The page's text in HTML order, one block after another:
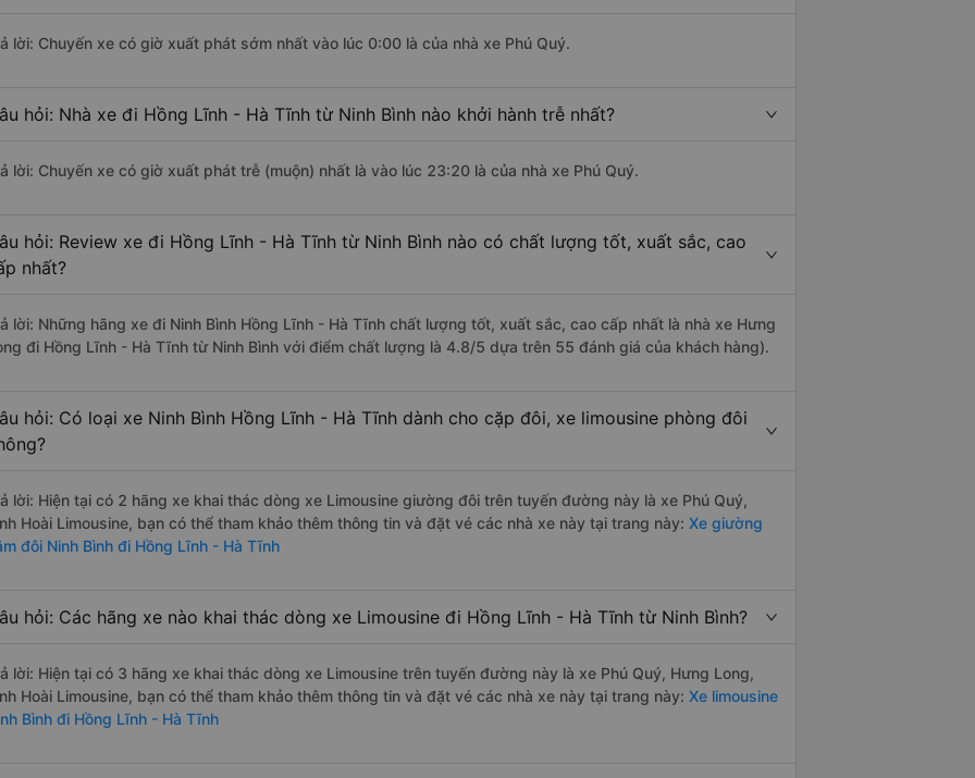
lời: Chuyến xe có giờ xuất phát sớm nhất vào lúc 0:00 là của nhà xe Phú Quý.
hỏi: Nhà xe đi Hồng Lĩnh - Hà Tĩnh từ Ninh Bình nào khởi hành trễ nhất?
lời: Chuyến xe có giờ xuất phát trễ (muộn) nhất là vào lúc 23:20 là của nhà xe Phú Quý.
hỏi: Review xe đi Hồng Lĩnh - Hà Tĩnh từ Ninh Bình nào có chất lượng tốt, xuất sắc, cao
nhất?
lời: Những hãng xe đi Ninh Bình Hồng Lĩnh - Hà Tĩnh chất lượng tốt, xuất sắc, cao cấp nhất là nhà xe Hưng
đi Hồng Lĩnh - Hà Tĩnh từ Ninh Bình với điểm chất lượng là 4.8/5 dựa trên 55 đánh giá của khách hàng).
hỏi: Có loại xe Ninh Bình Hồng Lĩnh - Hà Tĩnh dành cho cặp đôi, xe limousine phòng đôi
lời: Hiện tại có 2 hãng xe khai thác dòng xe Limousine giường đôi trên tuyến đường này là xe Phú Quý,
Hoài Limousine, bạn có thể tham khảo thêm thông tin và đặt vé các nhà xe này tại trang này: Xe giường
đôi Ninh Bình đi Hồng Lĩnh - Hà Tĩnh
hỏi: Các hãng xe nào khai thác dòng xe Limousine đi Hồng Lĩnh - Hà Tĩnh từ Ninh Bình?
lời: Hiện tại có 3 hãng xe khai thác dòng xe Limousine trên tuyến đường này là xe Phú Quý, Hưng Long,
Hoài Limousine, bạn có thể tham khảo thêm thông tin và đặt vé các nhà xe này tại trang này: Xe limousine
Bình đi Hồng Lĩnh - Hà Tĩnh